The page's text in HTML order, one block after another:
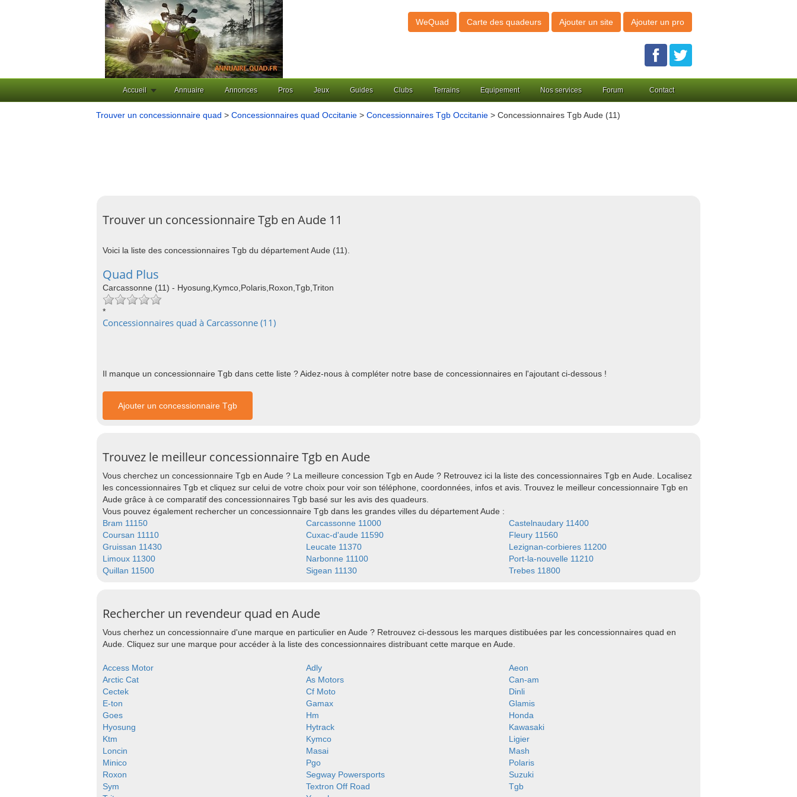
WeQuad Carte des quadeurs Ajouter un site Ajouter un pro
Accueil Annuaire Annonces Pros Jeux Guides Clubs Terrains Equipement Nos services Forum Contact
Trouver un concessionnaire quad > Concessionnaires quad Occitanie > Concessionnaires Tgb Occitanie > Concessionnaires Tgb Aude (11)
Trouver un concessionnaire Tgb en Aude 11
Voici la liste des concessionnaires Tgb du département Aude (11).
Quad Plus
Carcassonne (11) - Hyosung,Kymco,Polaris,Roxon,Tgb,Triton
*
Concessionnaires quad à Carcassonne (11)
Il manque un concessionnaire Tgb dans cette liste ? Aidez-nous à compléter notre base de concessionnaires en l'ajoutant ci-dessous !
Ajouter un concessionnaire Tgb
Trouvez le meilleur concessionnaire Tgb en Aude
Vous cherchez un concessionnaire Tgb en Aude ? La meilleure concession Tgb en Aude ? Retrouvez ici la liste des concessionnaires Tgb en Aude. Localisez
les concessionnaires Tgb et cliquez sur celui de votre choix pour voir son téléphone, coordonnées, infos et avis. Trouvez le meilleur concessionnaire Tgb en
Aude grâce à ce comparatif des concessionnaires Tgb basé sur les avis des quadeurs.
Vous pouvez également rechercher un concessionnaire Tgb dans les grandes villes du département Aude :
Bram 11150
Carcassonne 11000
Castelnaudary 11400
Coursan 11110
Cuxac-d'aude 11590
Fleury 11560
Gruissan 11430
Leucate 11370
Lezignan-corbieres 11200
Limoux 11300
Narbonne 11100
Port-la-nouvelle 11210
Quillan 11500
Sigean 11130 Trebes 11800
Rechercher un revendeur quad en Aude
Vous cherhez un concessionnaire d'une marque en particulier en Aude ? Retrouvez ci-dessous les marques distibuées par les concessionnaires quad en
Aude. Cliquez sur une marque pour accéder à la liste des concessionnaires distribuant cette marque en Aude.
Access Motor Adly
Aeon
Arctic Cat
As Motors
Can-am
Cectek
Cf Moto
Dinli
E-ton
Gamax
Glamis
Goes
Hm
Honda
Hyosung
Hytrack
Kawasaki
Ktm
Kymco
Ligier
Loncin
Masai
Mash
Minico
Pgo
Polaris
Roxon
Segway Powersports
Suzuki
Sym
Textron Off Road
Tgb